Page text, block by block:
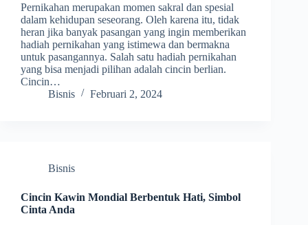
Pernikahan merupakan momen sakral dan spesial
dalam kehidupan seseorang. Oleh karena itu, tidak
heran jika banyak pasangan yang ingin memberikan
hadiah pernikahan yang istimewa dan bermakna
untuk pasangannya. Salah satu hadiah pernikahan
yang bisa menjadi pilihan adalah cincin berlian.
Cincin…
Bisnis
Februari 2, 2024
Bisnis
Cincin Kawin Mondial Berbentuk Hati, Simbol
Cinta Anda